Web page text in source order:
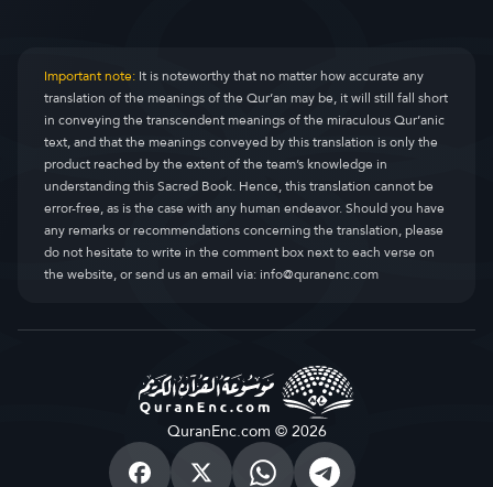
Important note:It is noteworthy that no matter how accurate any
translation of the meanings of the Qur’an may be, it will still fall short
in conveying the transcendent meanings of the miraculous Qur’anic
text, and that the meanings conveyed by this translation is only the
product reached by the extent of the team’s knowledge in
understanding this Sacred Book. Hence, this translation cannot be
error-free, as is the case with any human endeavor. Should you have
any remarks or recommendations concerning the translation, please
do not hesitate to write in the comment box next to each verse on
the website, or send us an email via:info@quranenc.com
QuranEnc.com © 2026